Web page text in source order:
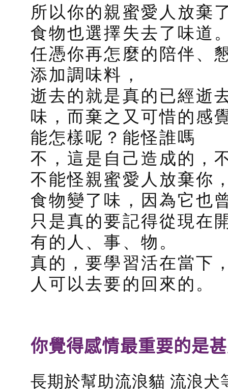
所以你的親蜜愛人放棄
食物也選擇失去了味道
任憑你再怎麼的陪伴、
添加調味料，
逝去的就是真的已經逝
味，而棄之又可惜的感
能怎樣呢？能怪誰嗎
不，這是自己造成的，
不能怪親蜜愛人放棄你
食物變了味，因為它也
只是真的要記得從現在
有的人、事、物。
真的，要學習活在當下
人可以去要的回來的。
你覺得感情最重要的是
長期於幫助流浪貓 流浪